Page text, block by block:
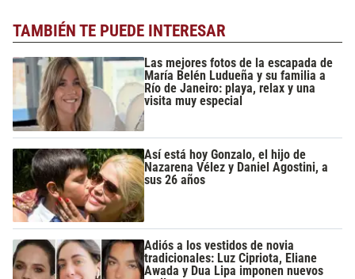
TAMBIÉN TE PUEDE INTERESAR
Las mejores fotos de la escapada de
María Belén Ludueña y su familia a
Río de Janeiro: playa, relax y una
visita muy especial
Así está hoy Gonzalo, el hijo de
Nazarena Vélez y Daniel Agostini, a
sus 26 años
Adiós a los vestidos de novia
tradicionales: Luz Cipriota, Eliane
Awada y Dua Lipa imponen nuevos